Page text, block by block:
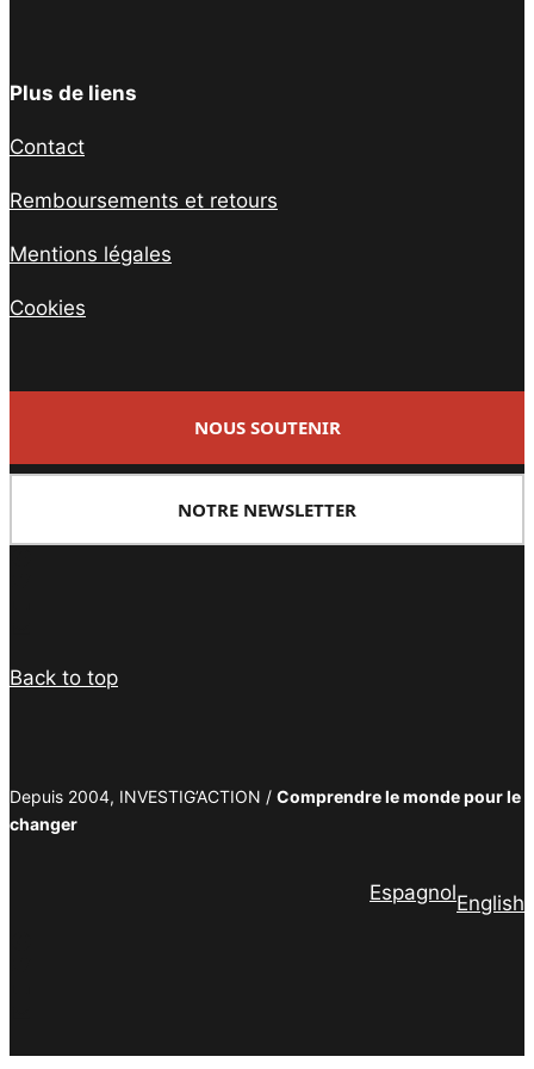
Plus de liens
Contact
Remboursements et retours
Mentions légales
Cookies
NOUS SOUTENIR
NOTRE NEWSLETTER
Back to top
Depuis 2004, INVESTIG’ACTION / Comprendre le monde pour le
changer
EspagnolEnglish